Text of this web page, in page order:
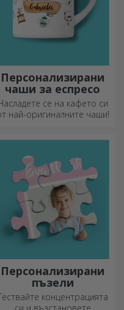
Персонализирани
чаши за еспресо
се на кафето си
най-оригиналните чаши!
Персонализирани
пъзели
концентрацията